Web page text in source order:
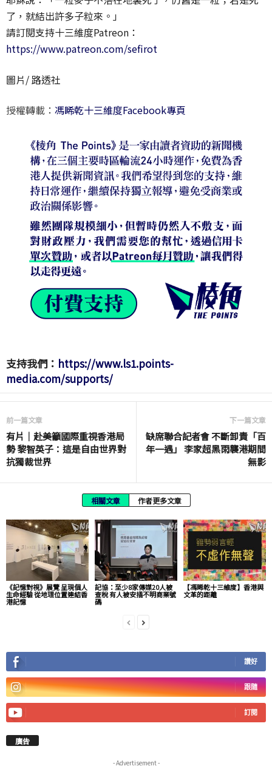
了，就結出許多子粒來。」
請訂閱支持十三維度Patreon：
https://www.patreon.com/sefirot
圖片/ 路透社
授權轉載： 馮睎乾十三維度Facebook專頁
支持我們： https://www.ls1.points-
media.com/supports/
前一篇文章
有片│赴美籲國際重視香港局
勢 黎智英子：這是自由世界對
抗獨裁世界
下一篇文章
缺席聯合記者會 不斷卸責「百
年一遇」 李家超黑雨襲港期間
無影
相關文章 作者更多文章
《記憶對視》展覽 呈現個人
生命經驗 從地理位置連結香
港記憶
記協：至少8家傳媒20人被
查稅 有人被安插不明商業號
碼
【馮睎乾十三維度】香港與
文革的距離
讚好
跟隨
訂閱
廣告
- Advertisement -